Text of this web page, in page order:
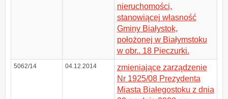
nieruchomości,
stanowiącej własność
Gminy Białystok,
położonej w Białymstoku
w obr.. 18 Pieczurki.
5062/14 04.12.2014
zmieniające zarządzenie
Nr 1925/08 Prezydenta
Miasta Białegostoku z dnia